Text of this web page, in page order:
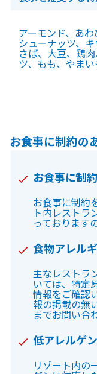
アーモンド、あ
シューナッツ、キ
さば、大豆、鶏
ツ、もも、やま
お食事に制約の
お食事に制
お食事に制約
ト内レストラ
っております
食物アレル
主なレストラ
いては、特定
情報をご確認
報の掲載の無
までお問い合
低アレルゲ
リゾート内の